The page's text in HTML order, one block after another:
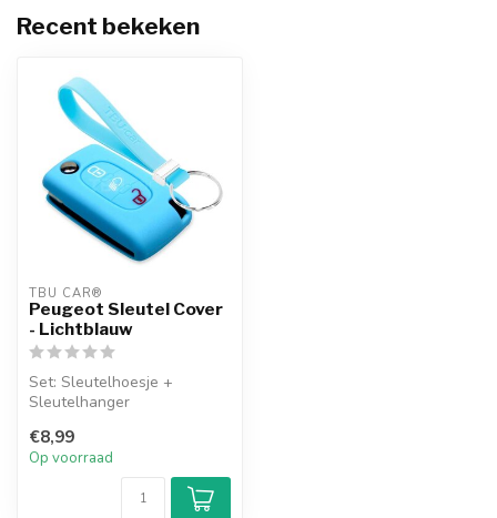
Recent bekeken
TBU CAR®
Peugeot Sleutel Cover
- Lichtblauw
Set: Sleutelhoesje +
Sleutelhanger
€8,99
Op voorraad